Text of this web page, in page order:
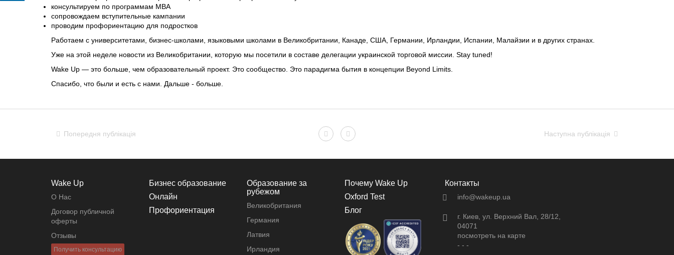
консультируем по программам MBA
сопровождаем вступительные кампании
проводим профориентацию для подростков
Работаем с университетами, бизнес-школами, языковыми школами в Великобритании, Канаде, США, Германии, Ирландии, Испании, Малайзии и в других странах.
Уже на этой неделе новости из Великобритании, которую мы посетили в составе делегации украинской торговой миссии. Stay tuned!
Wake Up — это больше, чем образовательный проект. Это сообщество. Это парадигма бытия в концепции Beyond Limits.
Спасибо, что были и есть с нами. Дальше - больше.
Попередня публікація Наступна публікація
Wake Up
О Нас
Договор публичной
оферты
Отзывы
Получить консультацию
Бизнес образование
Онлайн
Профориентация
Образование за
рубежом
Великобритания
Германия
Латвия
Ирландия
Почему Wake Up
Oxford Test
Блог
Контакты
info@wakeup.ua
г. Киев, ул. Верхний Вал, 28/12,
04071
посмотреть на карте
- - -